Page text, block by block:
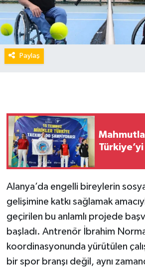
Paylaş
Türkiye’yi
Alanya’da engelli bireylerin
gelişimine katkı sağlamak
geçirilen bu anlamlı projede
başladı. Antrenör İbrahim
koordinasyonunda yürütülen
bir spor branşı değil, aynı